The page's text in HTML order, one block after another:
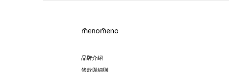
m̄enom̄eno
品牌介紹
條款與細則